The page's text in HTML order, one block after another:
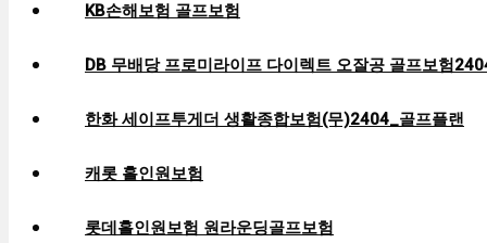
KB손해보험 골프보험
DB 무배당 프로미라이프 다이렉트 오잘공 골프보험
한화 세이프투게더 생활종합보험(무)2404_골프플랜
캐롯 홀인원보험
롯데홀인원보험 원라운딩골프보험